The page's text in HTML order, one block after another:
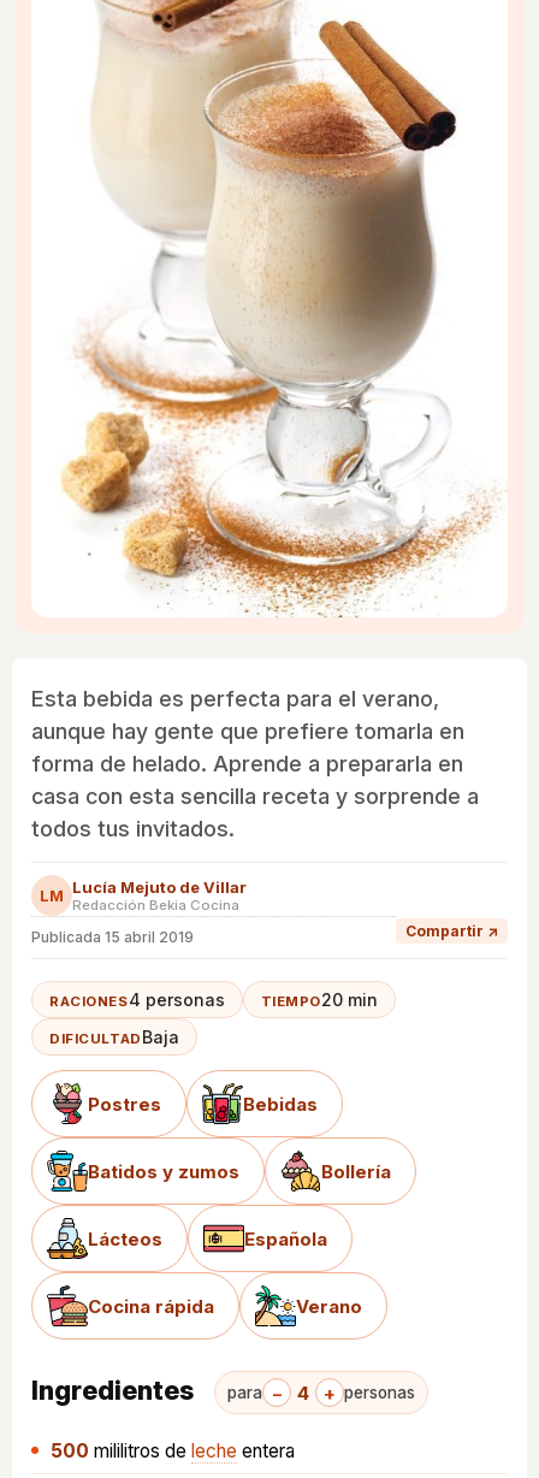
Esta bebida es perfecta para el verano,
aunque hay gente que prefiere tomarla en
forma de helado. Aprende a prepararla en
casa con esta sencilla receta y sorprende a
todos tus invitados.
LM Lucía Mejuto de Villar
Redacción Bekia Cocina
Publicada 15 abril 2019 Compartir ↗
RACIONES4 personas TIEMPO20 min
DIFICULTAD Baja
Postres Bebidas
Batidos y zumos Bollería
Lácteos Española
Cocina rápida Verano
Ingredientes para − 4 + personas
500 mililitros de leche entera